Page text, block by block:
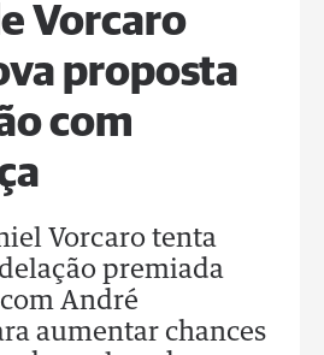
Vorcaro
proposta
com
Vorcaro tenta
premiada
André
aumentar chances